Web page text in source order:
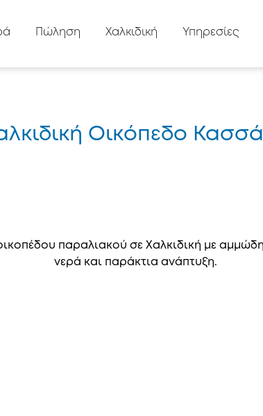
Πώληση Χαλκιδική Υπηρεσίες
Οικόπεδο